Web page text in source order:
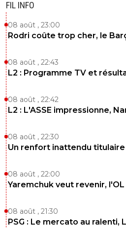
FIL INFO
08 août , 23:00
Rodri coûte trop cher, le
08 août , 22:43
L2 : Programme TV et
08 août , 22:42
L2 : L'ASSE impressionne,
08 août , 22:30
Un renfort inattendu titulaire
08 août , 22:00
Yaremchuk veut revenir,
08 août , 21:30
PSG : Le mercato au ralenti,